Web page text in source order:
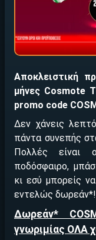
Αποκλειστική
μήνες Cosmote
promo code
Δεν χάνεις
πάντα συνεπής
Πολλές είναι
ποδόσφαιρο,
κι εσύ μπορείς
εντελώς δωρεάν*!
Δωρεάν*
γνωριμίας ΟΛΑ